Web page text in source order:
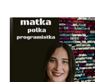
NOZBE. W Nozbe